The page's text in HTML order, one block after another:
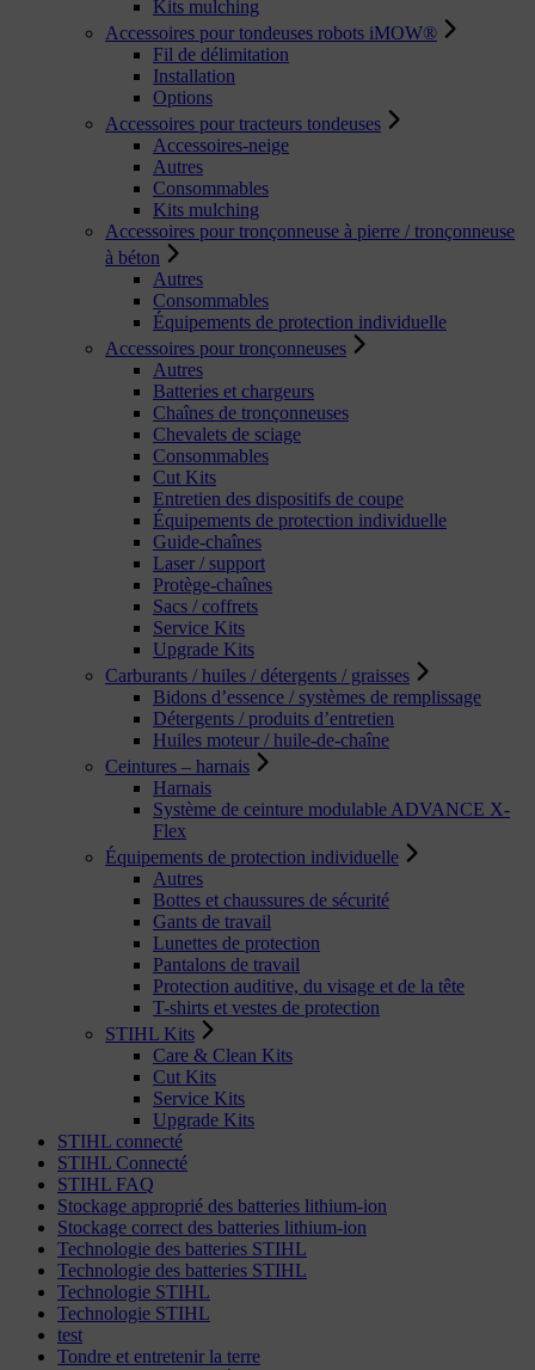
Kits mulching
Accessoires pour tondeuses robots iMOW®
Fil de délimitation
Installation
Options
Accessoires pour tracteurs tondeuses
Accessoires-neige
Autres
Consommables
Kits mulching
Accessoires pour tronçonneuse à pierre / tronçonneuse
à béton
Autres
Consommables
Équipements de protection individuelle
Accessoires pour tronçonneuses
Autres
Batteries et chargeurs
Chaînes de tronçonneuses
Chevalets de sciage
Consommables
Cut Kits
Entretien des dispositifs de coupe
Équipements de protection individuelle
Guide-chaînes
Laser / support
Protège-chaînes
Sacs / coffrets
Service Kits
Upgrade Kits
Carburants / huiles / détergents / graisses
Bidons d’essence / systèmes de remplissage
Détergents / produits d’entretien
Huiles moteur / huile-de-chaîne
Ceintures – harnais
Harnais
Système de ceinture modulable ADVANCE X-
Flex
Équipements de protection individuelle
Autres
Bottes et chaussures de sécurité
Gants de travail
Lunettes de protection
Pantalons de travail
Protection auditive, du visage et de la tête
T-shirts et vestes de protection
STIHL Kits
Care & Clean Kits
Cut Kits
Service Kits
Upgrade Kits
STIHL connecté
STIHL Connecté
STIHL FAQ
Stockage approprié des batteries lithium-ion
Stockage correct des batteries lithium-ion
Technologie des batteries STIHL
Technologie des batteries STIHL
Technologie STIHL
Technologie STIHL
test
Tondre et entretenir la terre